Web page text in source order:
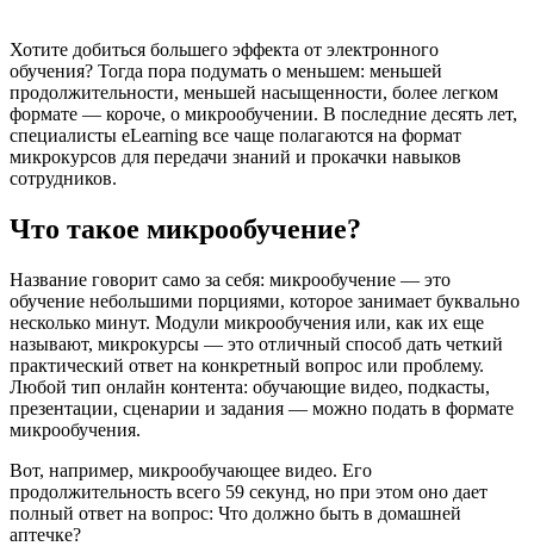
Хотите добиться большего эффекта от электронного
обучения? Тогда пора подумать о меньшем: меньшей
продолжительности, меньшей насыщенности, более легком
формате — короче, о микрообучении. В последние десять лет,
специалисты eLearning все чаще полагаются на формат
микрокурсов для передачи знаний и прокачки навыков
сотрудников.
Что такое микрообучение?
Название говорит само за себя: микрообучение — это
обучение небольшими порциями, которое занимает буквально
несколько минут. Модули микрообучения или, как их еще
называют, микрокурсы — это отличный способ дать четкий
практический ответ на конкретный вопрос или проблему.
Любой тип онлайн контента: обучающие видео, подкасты,
презентации, сценарии и задания — можно подать в формате
микрообучения.
Вот, например, микрообучающее видео. Его
продолжительность всего 59 секунд, но при этом оно дает
полный ответ на вопрос: Что должно быть в домашней
аптечке?